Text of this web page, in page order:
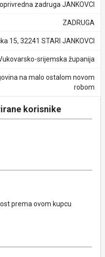
zadruga JANKOVCI
ZADRUGA
15, 32241 STARI JANKOVCI
srijemska županija
na malo ostalom novom
robom
korisnike
prema ovom kupcu